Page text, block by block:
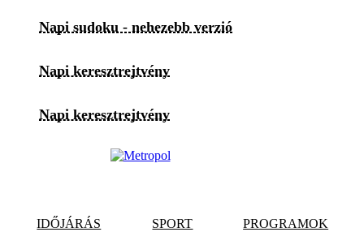
Napi sudoku - nehezebb verzió
Napi keresztrejtvény
Napi keresztrejtvény
IDŐJÁRÁS SPORT PROGRAMOK